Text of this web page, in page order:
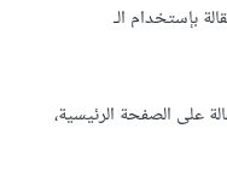
بإستخدام الـ
على الصفحة الرئيسية،